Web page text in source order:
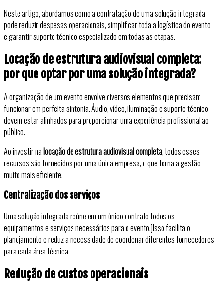
Neste artigo, abordamos como a contratação de uma solução integrada
pode reduzir despesas operacionais, simplificar toda a logística do evento
e garantir suporte técnico especializado em todas as etapas.
Locação de estrutura audiovisual completa:
por que optar por uma solução integrada?
A organização de um evento envolve diversos elementos que precisam
funcionar em perfeita sintonia. Áudio, vídeo, iluminação e suporte técnico
devem estar alinhados para proporcionar uma experiência profissional ao
público.
Ao investir nalocação de estrutura audiovisual completa, todos esses
recursos são fornecidos por uma única empresa, o que torna a gestão
muito mais eficiente.
Centralização dos serviços
Uma solução integrada reúne em um único contrato todos os
equipamentos e serviços necessários para o evento.]Isso facilita o
planejamento e reduz a necessidade de coordenar diferentes fornecedores
para cada área técnica.
Redução de custos operacionais